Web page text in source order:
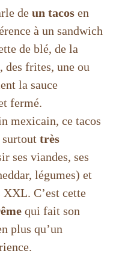
de un tacos en
à un sandwich
de blé, de la
des frites, une ou
la sauce
fermé.
mexicain, ce tacos
surtout très
ses viandes, ses
légumes) et
XXL. C’est cette
qui fait son
plus qu’un